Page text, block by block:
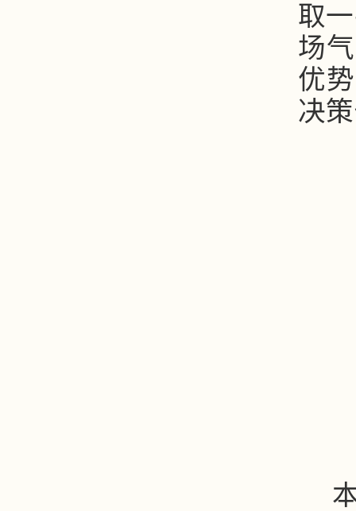
取
场
优
决